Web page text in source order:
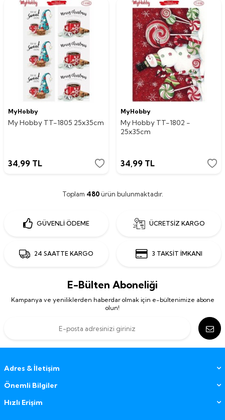
MyHobby
My Hobby TT-1805 25x35cm
34,99 TL
MyHobby
My Hobby TT-1802 -
25x35cm
34,99 TL
Toplam 480ürün bulunmaktadır.
GÜVENLİ ÖDEME ÜCRETSİZ KARGO
24 SAATTE KARGO 3 TAKSİT İMKANI
E-Bülten Aboneliği
Kampanya ve yeniliklerden haberdar olmak için e-bültenimize abone
olun!
Adres & İletişim
Önemli Bilgiler
Hızlı Erişim